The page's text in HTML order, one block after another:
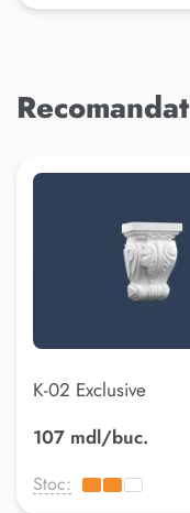
Recomandat
K-02 Exclusive
107 mdl/buc.
Stoc: